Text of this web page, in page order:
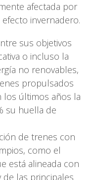
afectada por
invernadero.
sus objetivos
o incluso la
no renovables,
propulsados
los últimos años la
su huella de
de trenes con
como el
está alineada con
las principales